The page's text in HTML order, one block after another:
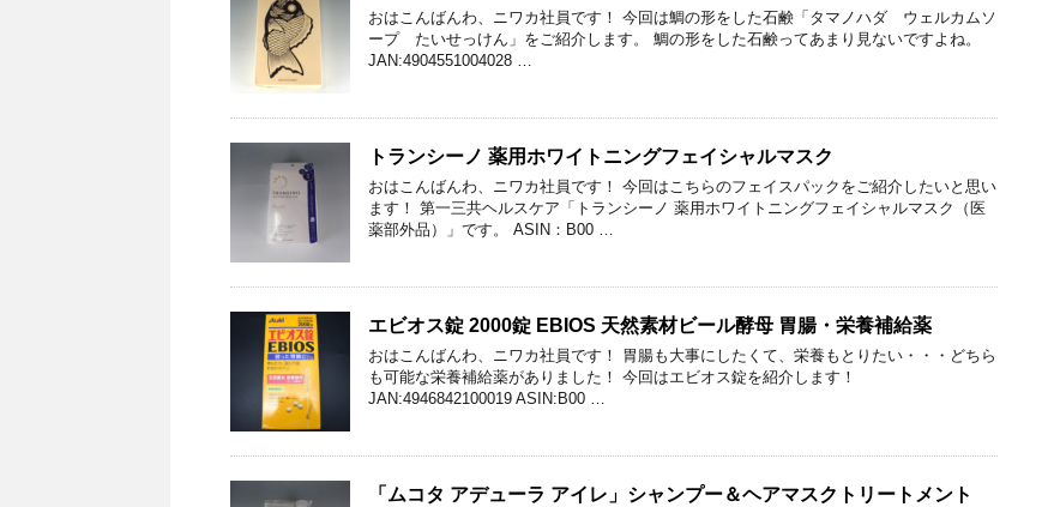
おはこんばんわ、ニワカ社員です！ 今回は鯛の形をした石鹸「タマノハダ ウェルカムソ
ープ たいせっけん」をご紹介します。 鯛の形をした石鹸ってあまり見ないですよね。
JAN:4904551004028 …
トランシーノ 薬用ホワイトニングフェイシャルマスク
おはこんばんわ、ニワカ社員です！ 今回はこちらのフェイスパックをご紹介したいと思い
ます！ 第一三共ヘルスケア「トランシーノ 薬用ホワイトニングフェイシャルマスク（医
薬部外品）」です。 ASIN：B00 …
エビオス錠 2000錠 EBIOS 天然素材ビール酵母 胃腸・栄養補給薬
おはこんばんわ、ニワカ社員です！ 胃腸も大事にしたくて、栄養もとりたい・・・どちら
も可能な栄養補給薬がありました！ 今回はエビオス錠を紹介します！
JAN:4946842100019 ASIN:B00 …
「ムコタ アデューラ アイレ」シャンプー＆ヘアマスクトリートメント